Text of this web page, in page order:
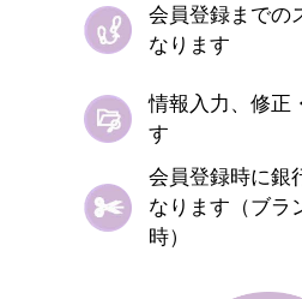
会員登録までの
なります​
情報入力、修正
す​​​
会員登録時に銀
なります（ブラ
時）